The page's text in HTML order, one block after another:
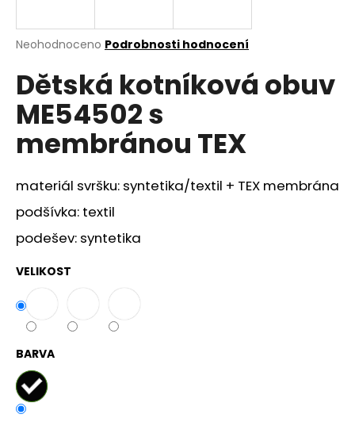
Průměrné
produktu
je
0,0
5
hvězdiček.
Neohodnoceno Podrobnosti hodnocení
Dětská kotníková obuv
ME54502 s
membránou TEX
materiál svršku: syntetika/textil + TEX membrána
podšívka: textil
podešev: syntetika
VELIKOST
BARVA
j
t
?
HLEDAT
D
o
o
č
u
j
e